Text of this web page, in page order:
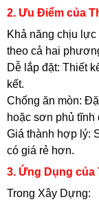
2. Ưu Điểm của
Khả năng chịu
theo cả hai
Dễ lắp đặt: Thiết
kết.
Chống ăn mòn:
hoặc sơn phủ tĩnh
Giá thành hợp lý:
có giá rẻ hơn.
3. Ứng Dụng của
Trong Xây Dựng: